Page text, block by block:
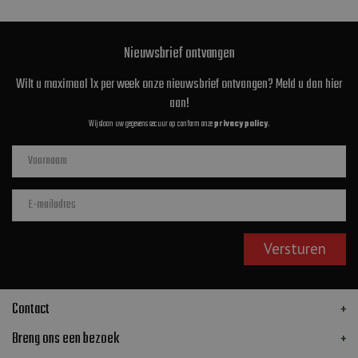
Nieuwsbrief ontvangen
Wilt u maximaal 1x per week onze nieuwsbrief ontvangen? Meld u dan hier
aan!
Wij slaan uw gegevens secuur op conform onzeprivacy policy.
Contact
Breng ons een bezoek